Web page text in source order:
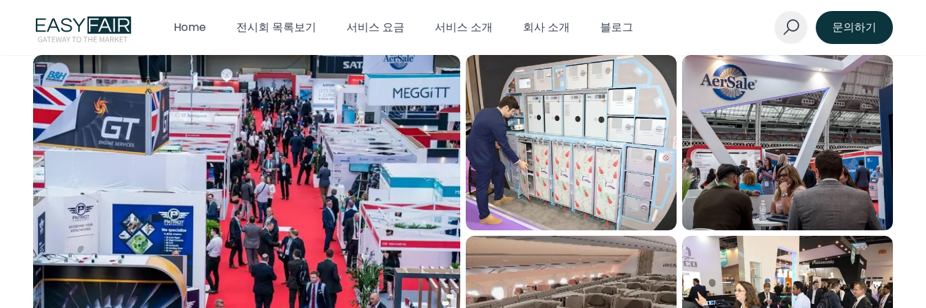
Home 전시회 목록보기 서비스 요금 서비스 소개 회사 소개 블로그 문의하기